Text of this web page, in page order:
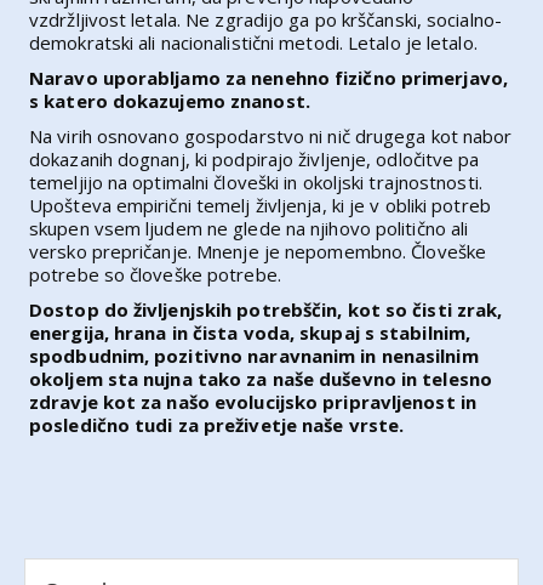
vzdržljivost letala. Ne zgradijo ga po krščanski, socialno-
demokratski ali nacionalistični metodi. Letalo je letalo.
Naravo uporabljamo za nenehno fizično primerjavo,
s katero dokazujemo znanost.
Na virih osnovano gospodarstvo ni nič drugega kot nabor
dokazanih dognanj, ki podpirajo življenje, odločitve pa
temeljijo na optimalni človeški in okoljski trajnostnosti.
Upošteva empirični temelj življenja, ki je v obliki potreb
skupen vsem ljudem ne glede na njihovo politično ali
versko prepričanje. Mnenje je nepomembno. Človeške
potrebe so človeške potrebe.
Dostop do življenjskih potrebščin, kot so čisti zrak,
energija, hrana in čista voda, skupaj s stabilnim,
spodbudnim, pozitivno naravnanim in nenasilnim
okoljem sta nujna tako za naše duševno in telesno
zdravje kot za našo evolucijsko pripravljenost in
posledično tudi za preživetje naše vrste.